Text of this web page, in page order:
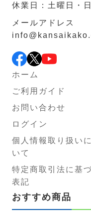
休業日：土曜日・
メールアドレス
ホーム
ご利用ガイド
お問い合わせ
ログイン
個人情報取り扱い
いて
特定商取引法に基づ
表記
おすすめ商品